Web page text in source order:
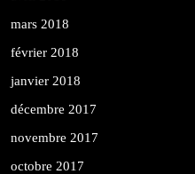
mars 2018
février 2018
janvier 2018
décembre 2017
novembre 2017
octobre 2017